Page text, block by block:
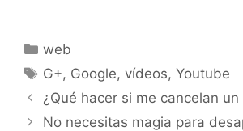
Categorías
web
Etiquetas
G+, Google, vídeos,Youtube
¿Qué hacer si me cancelan un
No necesitas magia para